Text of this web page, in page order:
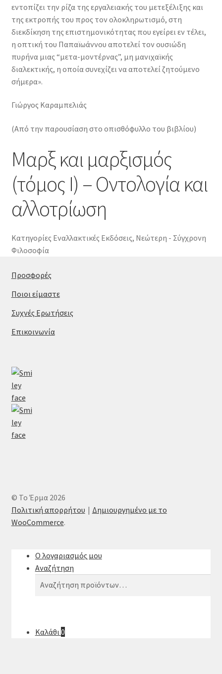
εντοπίζει την ρίζα της εργαλειακής του μετεξέλιξης και
της εκτροπής του προς τον ολοκληρωτισμό, στη
διεκδίκηση της επιστημονικότητας που εγείρει εν τέλει,
η οπτική του Παπαϊωάννου αποτελεί τον ουσιώδη
πυρήνα μιας “μετα-μοντέρνας”, μη μανιχαϊκής
διαλεκτικής, η οποία συνεχίζει να αποτελεί ζητούμενο
σήμερα».
Γιώργος Καραμπελιάς
(Από την παρουσίαση στο οπισθόφυλλο του βιβλίου)
Μαρξ και μαρξισμός
(τόμος Ι) – Οντολογία και
αλλοτρίωση
Κατηγορίες Εναλλακτικές Εκδόσεις, Νεώτερη - Σύγχρονη
Φιλοσοφία
Προσφορές
Ποιοι είμαστε
Συχνές Ερωτήσεις
Επικοινωνία
© Το Έρμα 2026
Πολιτική απορρήτου
Δημιουργημένο με το
WooCommerce.
Ο λογαριασμός μου
Αναζήτηση
Αναζήτηση
Αναζήτηση
Καλάθι 0